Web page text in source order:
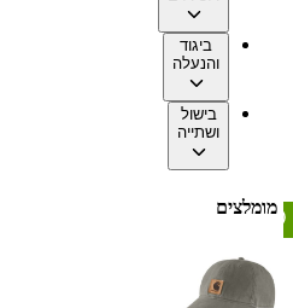
ביגוד
והנעלה
בישול
ושתייה
מומלצים